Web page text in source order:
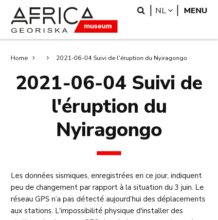
Overslaan
naar
de
search
Search
NL LANGUAGE
MENU
Kruimelpad
Home 2021-06-04 Suivi de l'éruption du Nyiragongo
2021-06-04 Suivi de
l'éruption du
Nyiragongo
Les données sismiques, enregistrées en ce jour, indiquent
peu de changement par rapport à la situation du 3 juin. Le
réseau GPS n’a pas détecté aujourd’hui des déplacements
aux stations. L'impossibilité physique d'installer des